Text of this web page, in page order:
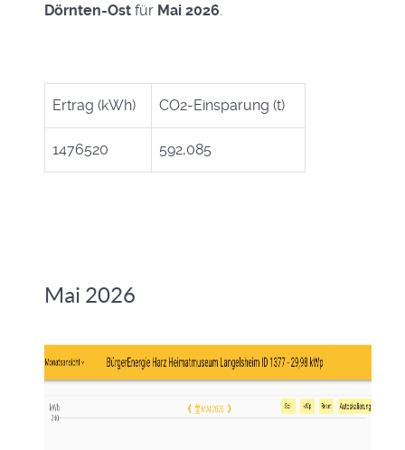
Dörnten-Ost für Mai 2026.
Ertrag (kWh) CO2-Einsparung (t)
1476520 592,085
Mai 2026